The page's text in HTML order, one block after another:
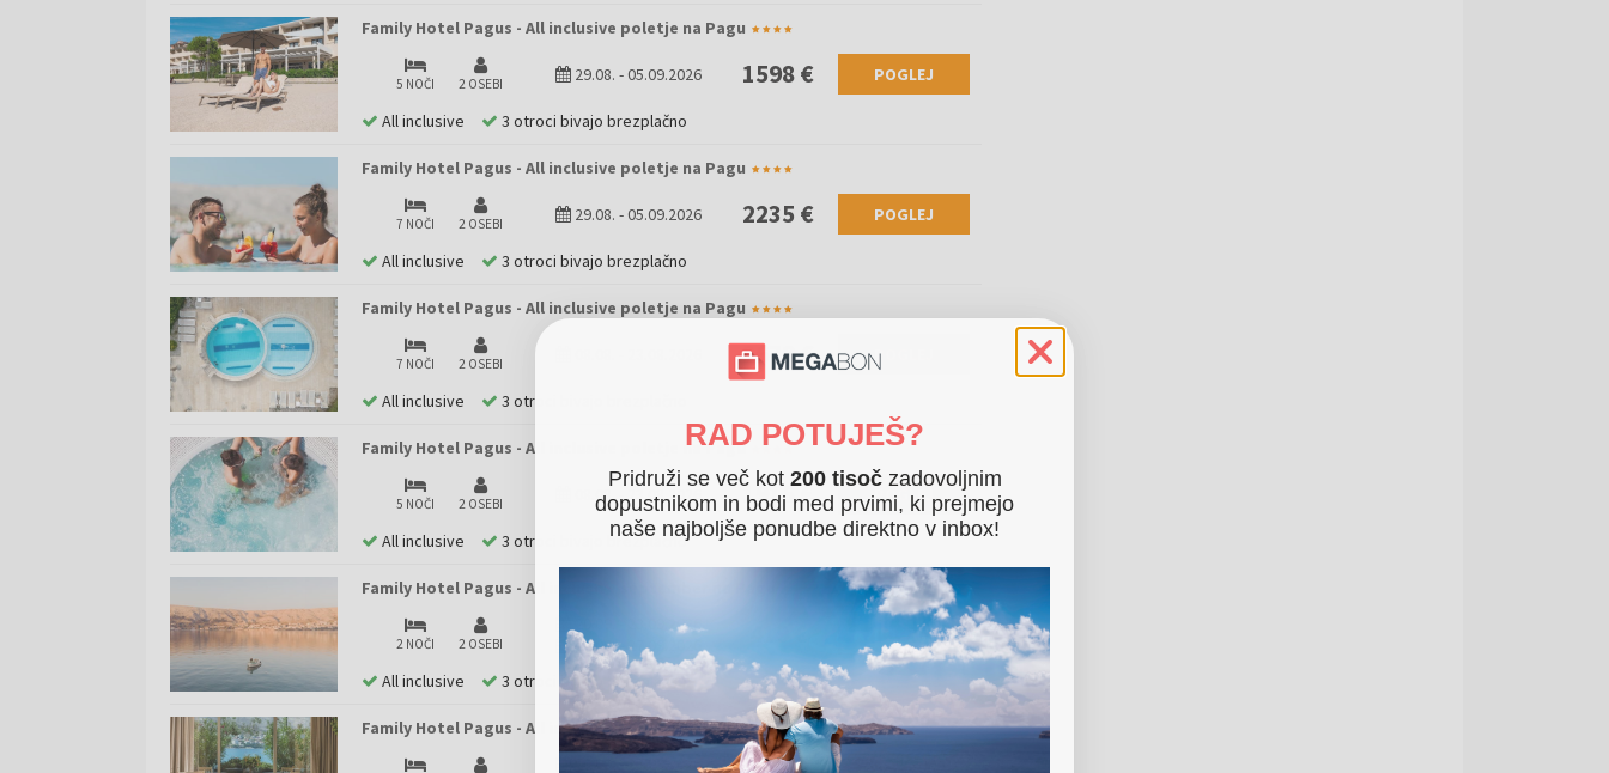
Family Hotel Pagus - All inclusive poletje na Pagu
5 NOČI 2 OSEBI 29.08. -05.09.2026 1598 € POGLEJ
All inclusive 3 otroci bivajo brezplačno
Family Hotel Pagus - All inclusive poletje na Pagu
7 NOČI 2 OSEBI 29.08. -05.09.2026 2235 € POGLEJ
All inclusive 3 otroci bivajo brezplačno
Family Hotel Pagus - All inclusive poletje na Pagu
7 NOČI 2 OSEBI 2679 € POGLEJ
All inclusive 3 otroci bivajo brezplačno
Family Hotel Pagus - All inclusive poletje na Pagu
5 NOČI 2 OSEBI 08.08.-23.08.2026 1915 € POGLEJ
All inclusive 3 otroci bivajo brezplačno
Family Hotel Pagus - All inclusive september na Pagu
2 NOČI 2 OSEBI
23.09.2026
24.09.- 27.09.2026 POGLEJ
All inclusive 3 otroci bivajo brezplačno
Family Hotel Pagus - All inclusive september na Pagu
23.09.2026
RAD POTUJEŠ?
Pridruži se več kot 200 tisoč zadovoljnim
dopustnikom in bodi med prvimi, ki prejmejo
naše najboljše ponudbe direktno v inbox!